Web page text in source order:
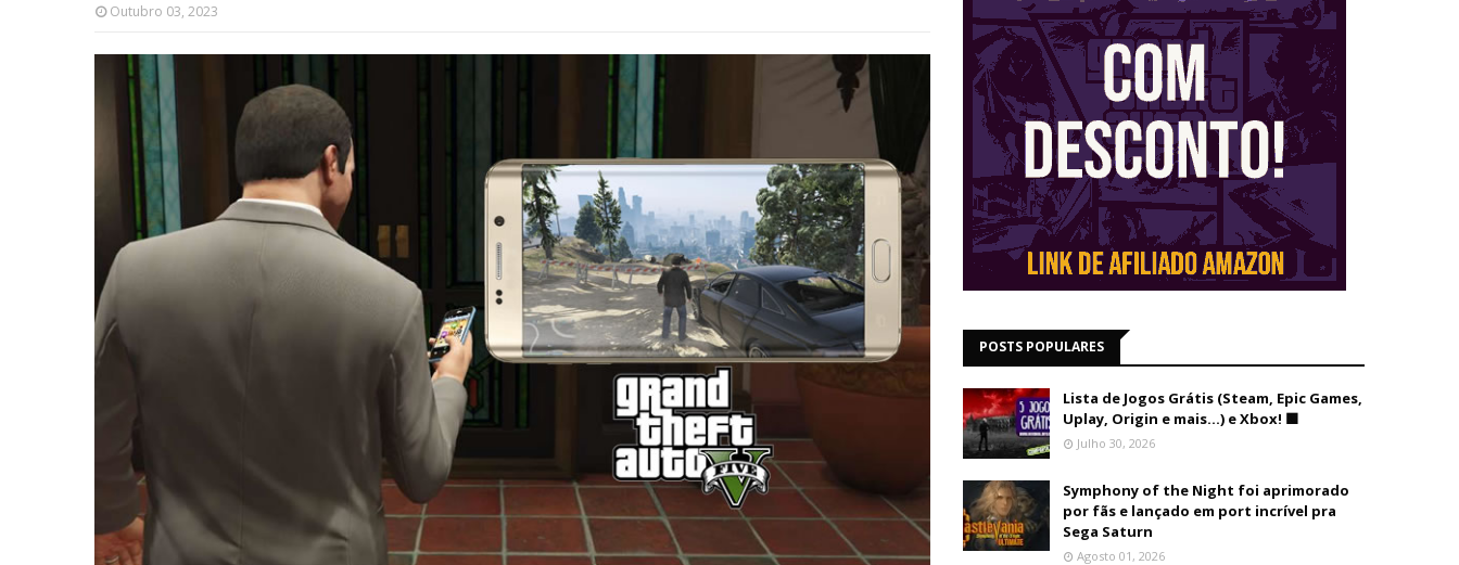
Outubro 03, 2023
POSTS POPULARES
Lista de Jogos Grátis (Steam, Epic Games,
Uplay, Origin e mais...) e Xbox! 🟩
Julho 30, 2026
Symphony of the Night foi aprimorado
por fãs e lançado em port incrível pra
Sega Saturn
Agosto 01, 2026